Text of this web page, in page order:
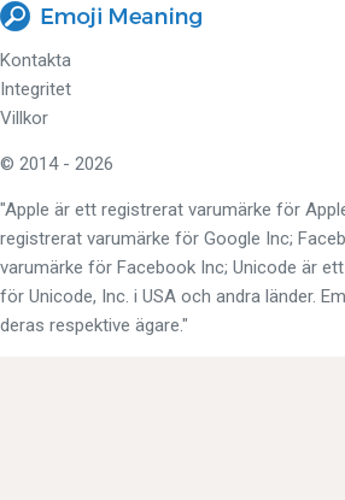
Kontakta
Integritet
Villkor
© 2014 - 2026
"Apple är ett registrerat varumärke för
registrerat varumärke för Google Inc;
varumärke för Facebook Inc; Unicode är
för Unicode, Inc. i USA och andra länder.
deras respektive ägare."